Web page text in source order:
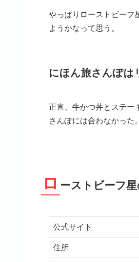
やっぱりローストビーフ
ようかなって思う。
にほん旅さんぽは
正直、牛かつ丼とステー
さんぽには合わなかった
ロ ーストビーフ
公式サイト
住所